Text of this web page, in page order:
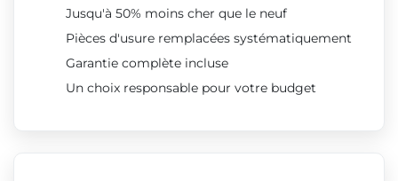
Jusqu'à 50% moins cher que le neuf
Pièces d'usure remplacées systématiquement
Garantie complète incluse
Un choix responsable pour votre budget